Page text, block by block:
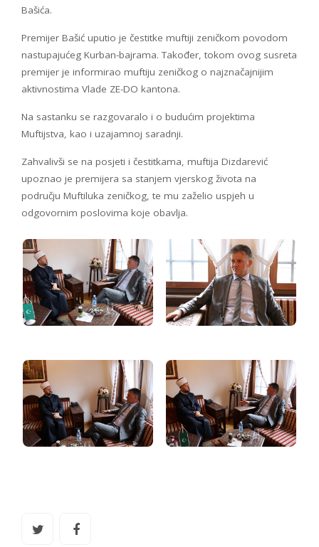
Bašića.
Premijer Bašić uputio je čestitke muftiji zeničkom povodom
nastupajućeg Kurban-bajrama. Također, tokom ovog susreta
premijer je informirao muftiju zeničkog o najznačajnijim
aktivnostima Vlade ZE-DO kantona.
Na sastanku se razgovaralo i o budućim projektima
Muftijstva, kao i uzajamnoj saradnji.
Zahvalivši se na posjeti i čestitkama, muftija Dizdarević
upoznao je premijera sa stanjem vjerskog života na
području Muftiluka zeničkog, te mu zaželio uspjeh u
odgovornim poslovima koje obavlja.